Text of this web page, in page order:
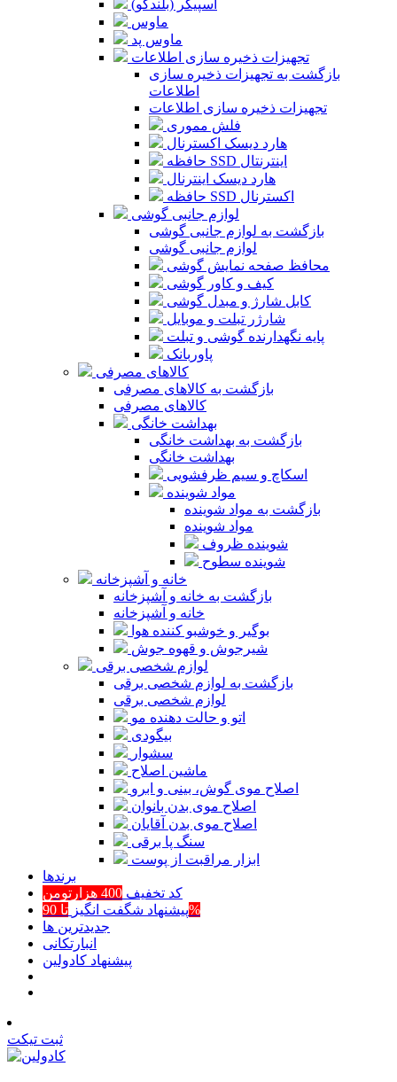
اسپیکر (بلندگو)
ماوس
ماوس پد
تجهیزات ذخیره سازی اطلاعات
بازگشت به تجهیزات ذخیره سازی
اطلاعات
تجهیزات ذخیره سازی اطلاعات
فلش مموری
هارد دیسک اکسترنال
حافظه SSD اینترنتال
هارد دیسک اینترنال
حافظه SSD اکسترنال
لوازم جانبی گوشی
بازگشت به لوازم جانبی گوشی
لوازم جانبی گوشی
محافظ صفحه نمایش گوشی
کیف و کاور گوشی
کابل شارژ و مبدل گوشی
شارژر تبلت و موبایل
پایه نگهدارنده گوشی و تبلت
پاوربانک
کالاهای مصرفی
بازگشت به کالاهای مصرفی
کالاهای مصرفی
بهداشت خانگی
بازگشت به بهداشت خانگی
بهداشت خانگی
اسکاچ و سیم ظرفشویی
مواد شوینده
بازگشت به مواد شوینده
مواد شوینده
شوینده ظروف
شوینده سطوح
خانه و آشپزخانه
بازگشت به خانه و آشپزخانه
خانه و آشپزخانه
بوگیر و خوشبو کننده هوا
شیرجوش و قهوه جوش
لوازم شخصی برقی
بازگشت به لوازم شخصی برقی
لوازم شخصی برقی
اتو و حالت دهنده مو
بیگودی
سشوار
ماشین اصلاح
اصلاح موی گوش، بینی و ابرو
اصلاح موی بدن بانوان
اصلاح موی بدن آقایان
سنگ پا برقی
ابزار مراقبت از پوست
برند‌ها
کد تخفیف 400 هزارتومن
پیشنهاد شگفت انگیزتا 90%
جدیدترین ها
انبارتکانی
پیشنهاد کادولین
ثبت تیکت